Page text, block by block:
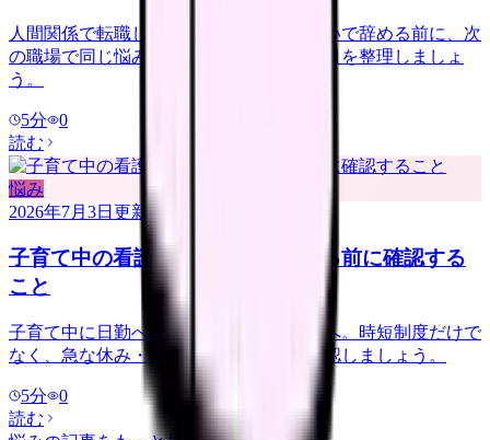
人間関係で転職したい看護師さんへ。勢いで辞める前に、次
の職場で同じ悩みを繰り返さない確認項目を整理しましょ
う。
5分
0
読む
悩み
2026年7月3日 更新
子育て中の看護師が日勤へ転職する前に確認する
こと
子育て中に日勤へ転職したい看護師さんへ。時短制度だけで
なく、急な休み・残業・送迎時間まで確認しましょう。
5分
0
読む